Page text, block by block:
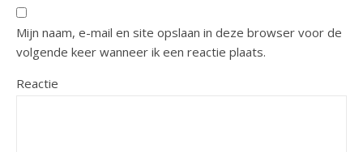
Mijn naam, e-mail en site opslaan in deze browser voor de
volgende keer wanneer ik een reactie plaats.
Reactie